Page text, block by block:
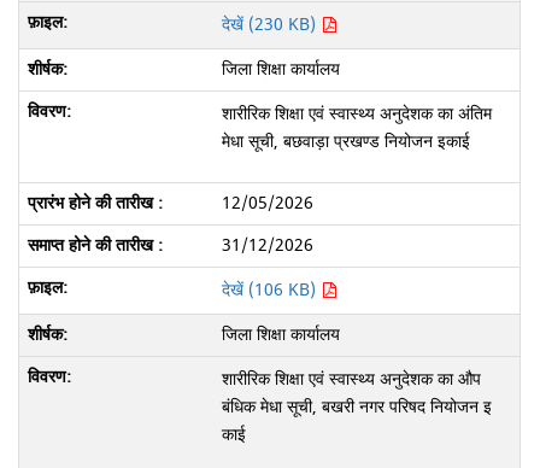
देखें (230 KB)
जिला शिक्षा कार्यालय
शारीरिक शिक्षा एवं स्वास्थ्य अनुदेशक का अंतिम
मेधा सूची, बछवाड़ा प्रखण्ड नियोजन इकाई
12/05/2026
31/12/2026
देखें (106 KB)
जिला शिक्षा कार्यालय
शारीरिक शिक्षा एवं स्वास्थ्य अनुदेशक का औप
बंधिक मेधा सूची, बखरी नगर परिषद नियोजन इ
काई